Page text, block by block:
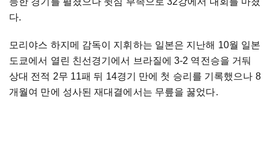
다.
모리야스 하지메 감독이 지휘하는 일본은 지난해 10월 일본
도쿄에서 열린 친선경기에서 브라질에 3-2 역전승을 거둬
상대 전적 2무 11패 뒤 14경기 만에 첫 승리를 기록했으나 8
개월여 만에 성사된 재대결에서는 무릎을 꿇었다.